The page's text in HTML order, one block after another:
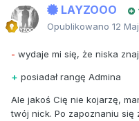
LAYZOOO
Opublikowano 12
- wydaje mi się, że niska
+ posiadał rangę Admina
Ale jakoś Cię nie kojarzę,
twój nick. Po zapoznaniu się